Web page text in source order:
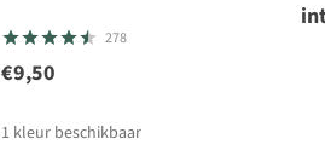
278
€9,50
1 kleur beschikbaar